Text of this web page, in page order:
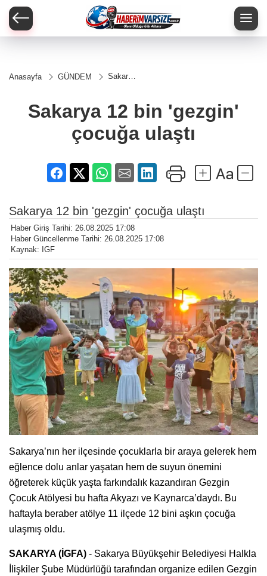
Anasayfa GÜNDEM
Sakarya
çocuğa
ulaştı
Sakarya 12 bin 'gezgin'
çocuğa ulaştı
Sakarya 12 bin 'gezgin' çocuğa ulaştı
Haber Giriş Tarihi: 26.08.2025 17:08
Haber Güncellenme Tarihi: 26.08.2025 17:08
Kaynak: IGF
Sakarya’nın her ilçesinde çocuklarla bir araya gelerek hem
eğlence dolu anlar yaşatan hem de suyun önemini
öğreterek küçük yaşta farkındalık kazandıran Gezgin
Çocuk Atölyesi bu hafta Akyazı ve Kaynarca’daydı. Bu
haftayla beraber atölye 11 ilçede 12 bini aşkın çocuğa
ulaşmış oldu.
SAKARYA (İGFA) - Sakarya Büyükşehir Belediyesi Halkla
İlişkiler Şube Müdürlüğü tarafından organize edilen Gezgin